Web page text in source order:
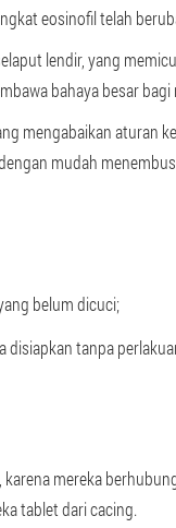
eosinofil telah
lendir, yang
bahaya besar bagi
mengabaikan aturan
mudah
belum dicuci;
tanpa
mereka
tablet dari cacing.